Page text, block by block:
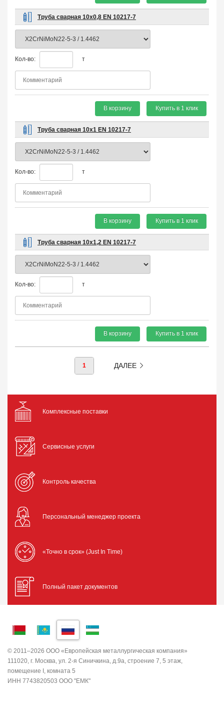
Труба сварная 10х0,8 EN 10217-7
Кол-во: т
В корзину Купить в 1 клик
Труба сварная 10х1 EN 10217-7
Кол-во: т
В корзину Купить в 1 клик
Труба сварная 10х1,2 EN 10217-7
Кол-во: т
В корзину Купить в 1 клик
1 ДАЛЕЕ
Комплексные поставки
Сервисные услуги
Контроль качества
Персональный менеджер проекта
«Точно в срок» (Just In Time)
Полный пакет документов
© 2011–2026 ООО «Европейская металлургическая компания»
111020, г. Москва, ул. 2-я Синичкина, д.9а, строение 7, 5 этаж,
помещение I, комната 5
ИНН 7743820503 ООО "ЕМК"